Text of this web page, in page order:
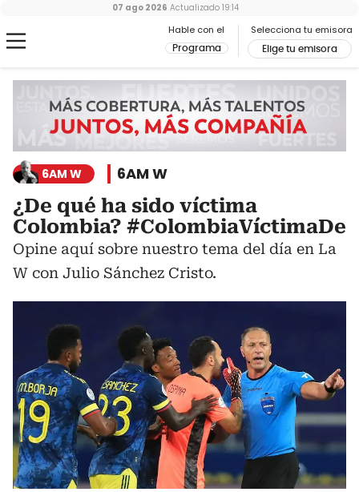
Hable con el
Programa
Selecciona tu emisora
Elige tu emisora
07 ago 2026 Actualizado 19:14
6AM W 6AM W
¿De qué ha sido víctima
Colombia? #ColombiaVíctimaDe
Opine aquí sobre nuestro tema del día en La
W con Julio Sánchez Cristo.